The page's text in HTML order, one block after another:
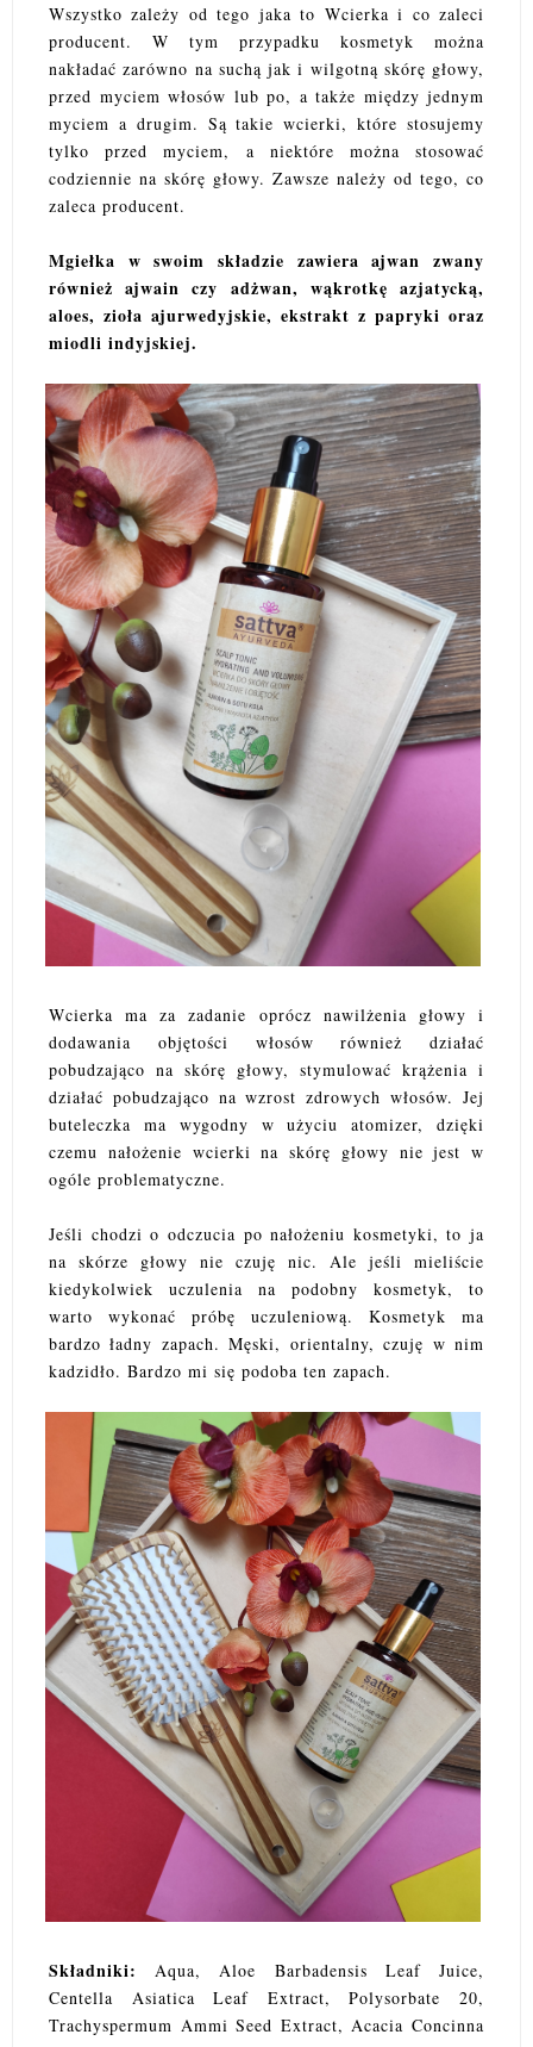
Wszystko zależy od tego jaka to Wcierka i co zaleci
producent. W tym przypadku kosmetyk można
nakładać zarówno na suchą jak i wilgotną skórę głowy,
przed myciem włosów lub po, a także między jednym
myciem a drugim. Są takie wcierki, które stosujemy
tylko przed myciem, a niektóre można stosować
codziennie na skórę głowy. Zawsze należy od tego, co
zaleca producent.
Mgiełka w swoim składzie zawiera ajwan zwany
również ajwain czy adżwan, wąkrotkę azjatycką,
aloes, zioła ajurwedyjskie, ekstrakt z papryki oraz
miodli indyjskiej.
Wcierka ma za zadanie oprócz nawilżenia głowy i
dodawania objętości włosów również działać
pobudzająco na skórę głowy, stymulować krążenia i
działać pobudzająco na wzrost zdrowych włosów. Jej
buteleczka ma wygodny w użyciu atomizer, dzięki
czemu nałożenie wcierki na skórę głowy nie jest w
ogóle problematyczne.
Jeśli chodzi o odczucia po nałożeniu kosmetyki, to ja
na skórze głowy nie czuję nic. Ale jeśli mieliście
kiedykolwiek uczulenia na podobny kosmetyk, to
warto wykonać próbę uczuleniową. Kosmetyk ma
bardzo ładny zapach. Męski, orientalny, czuję w nim
kadzidło. Bardzo mi się podoba ten zapach.
Składniki:
Aqua, Aloe Barbadensis Leaf Juice,
Centella Asiatica Leaf Extract, Polysorbate 20,
Trachyspermum Ammi Seed Extract, Acacia Concinna